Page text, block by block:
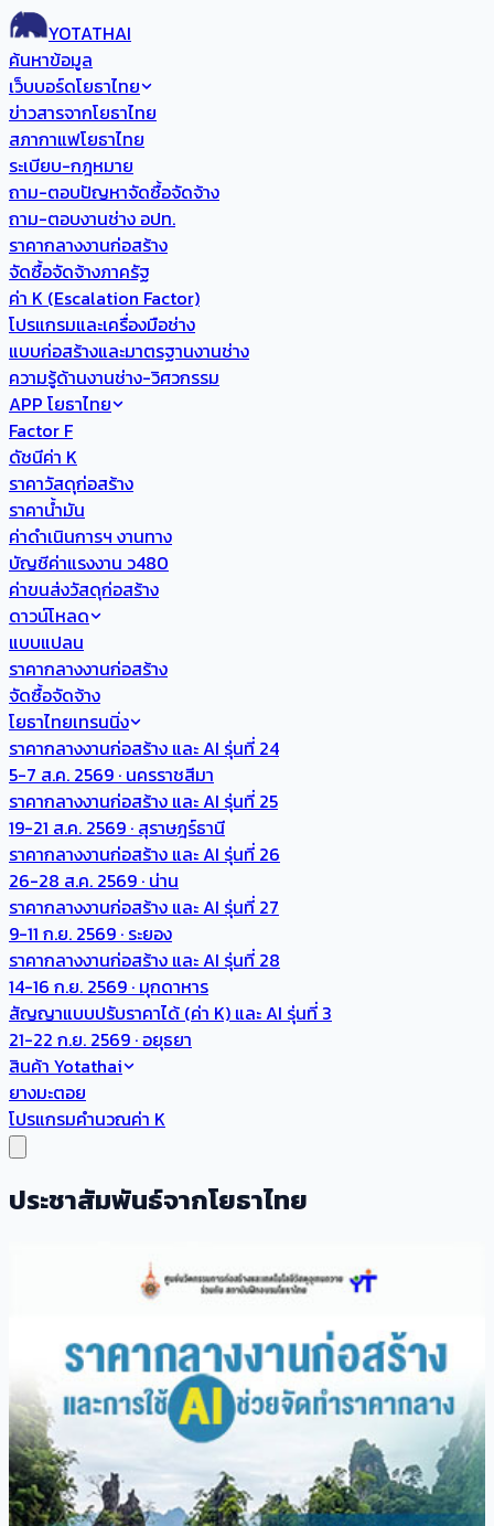
YOTATHAI
ค้นหาข้อมูล
เว็บบอร์ดโยธาไทย
ข่าวสารจากโยธาไทย
สภากาแฟโยธาไทย
ระเบียบ-กฎหมาย
ถาม-ตอบปัญหาจัดซื้อจัดจ้าง
ถาม-ตอบงานช่าง อปท.
ราคากลางงานก่อสร้าง
จัดซื้อจัดจ้างภาครัฐ
ค่า K (Escalation Factor)
โปรแกรมและเครื่องมือช่าง
แบบก่อสร้างและมาตรฐานงานช่าง
ความรู้ด้านงานช่าง-วิศวกรรม
APP โยธาไทย
Factor F
ดัชนีค่า K
ราคาวัสดุก่อสร้าง
ราคาน้ำมัน
ค่าดำเนินการฯ งานทาง
บัญชีค่าแรงงาน ว480
ค่าขนส่งวัสดุก่อสร้าง
ดาวน์โหลด
แบบแปลน
ราคากลางงานก่อสร้าง
จัดซื้อจัดจ้าง
โยธาไทยเทรนนิ่ง
ราคากลางงานก่อสร้าง และ AI รุ่นที่ 24
5-7 ส.ค. 2569 · นครราชสีมา
ราคากลางงานก่อสร้าง และ AI รุ่นที่ 25
19-21 ส.ค. 2569 · สุราษฎร์ธานี
ราคากลางงานก่อสร้าง และ AI รุ่นที่ 26
26-28 ส.ค. 2569 · น่าน
ราคากลางงานก่อสร้าง และ AI รุ่นที่ 27
9-11 ก.ย. 2569 · ระยอง
ราคากลางงานก่อสร้าง และ AI รุ่นที่ 28
14-16 ก.ย. 2569 · มุกดาหาร
สัญญาแบบปรับราคาได้ (ค่า K) และ AI รุ่นที่ 3
21-22 ก.ย. 2569 · อยุธยา
สินค้า Yotathai
ยางมะตอย
โปรแกรมคำนวณค่า K
ประชาสัมพันธ์จากโยธาไทย